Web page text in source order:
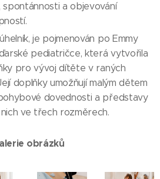
spontánnosti a objevování
je pojmenován po Emmy
pediatričce, která vytvořila
pro vývoj dítěte v raných
doplňky umožňují malým dětem
dovednosti a představy
ve třech rozměrech.
obrázků